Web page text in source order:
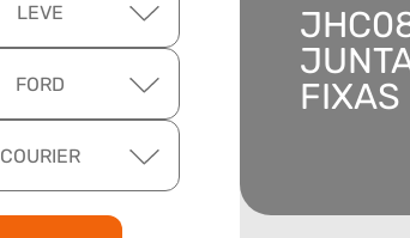
LEVE
FORD
COURIER
FIXAS